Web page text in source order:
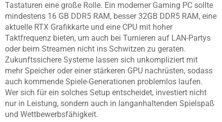
Tastaturen eine große Rolle. Ein moderner Gaming PC sollte
mindestens 16 GB DDR5 RAM, besser 32GB DDR5 RAM, eine
aktuelle RTX Grafikkarte und eine CPU mit hoher
Taktfrequenz bieten, um auch bei Turnieren auf LAN-Partys
oder beim Streamen nicht ins Schwitzen zu geraten.
Zukunftssichere Systeme lassen sich unkompliziert mit
mehr Speicher oder einer stärkeren GPU nachrüsten, sodass
auch kommende Spiele-Generationen problemlos laufen.
Wer sich für ein solches Setup entscheidet, investiert nicht
nur in Leistung, sondern auch in langanhaltenden Spielspaß
und Wettbewerbsfähigkeit.